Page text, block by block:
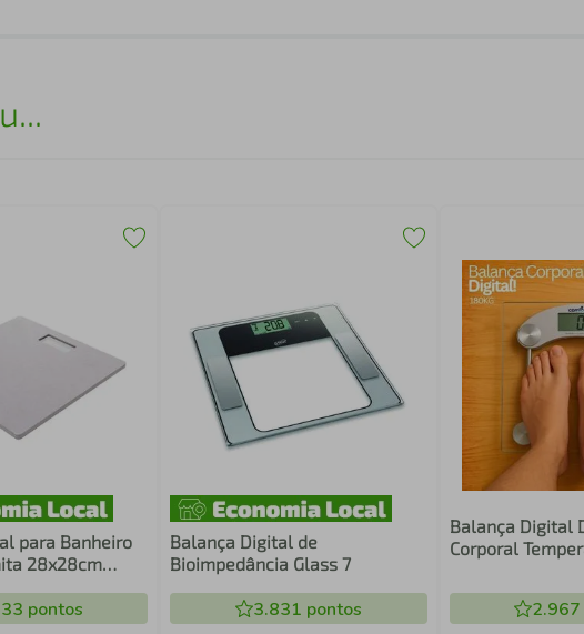
para Banheiro
28x28cm
pontos
Balança Digital de
Bioimpedância Glass 7
3.831 pontos
Balança Digital
Corporal
Comica
2.967